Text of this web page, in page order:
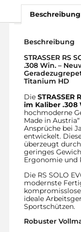
Beschreibung
Beschreibung
STRASSER RS
.308 Win. –
Titanium HD
Die STRASSER
im Kaliber .308
hochmoderne
Made in
Ansprüche bei
entwickelt.
überzeugt
geringes
Ergonomie und
Die RS SOLO
modernste
ideale
Sportschützen.
Robuster